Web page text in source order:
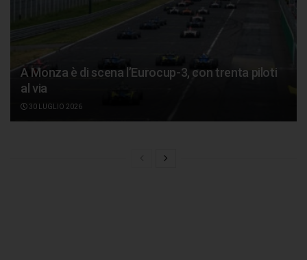
A Monza è di scena l’Eurocup-3, con trenta piloti
al via
30 LUGLIO 2026